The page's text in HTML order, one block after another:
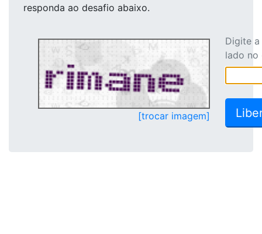
responda ao desafio abaixo.
[trocar imagem]
Digite
lado no